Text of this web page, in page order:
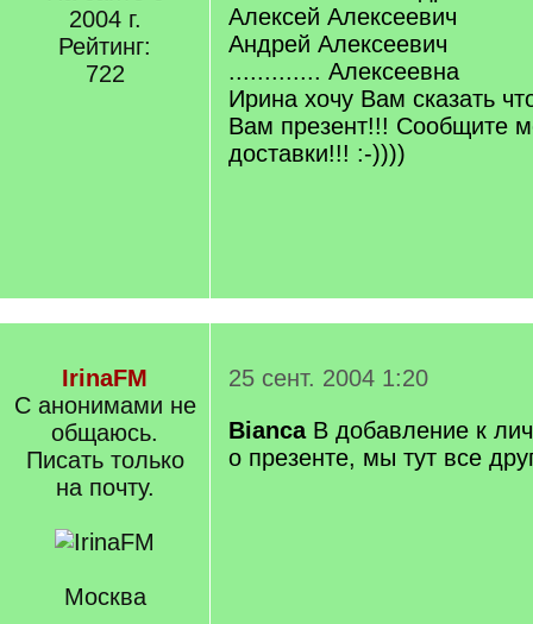
2004 г.
Рейтинг:
722
Алексей Алексеевич
Андрей Алексеевич
............. Алексеевна
Ирина хочу Вам сказать
Вам презент!!! Сообщите
доставки!!! :-))))
IrinaFM
С анонимами не
общаюсь.
Писать только
на почту.
Москва
25 сент. 2004 1:20
BiancaВ добавление к
о презенте, мы тут все